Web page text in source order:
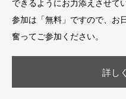
できるようにお力添えさせて
参加は「無料」ですので、お
奮ってご参加ください。
詳し